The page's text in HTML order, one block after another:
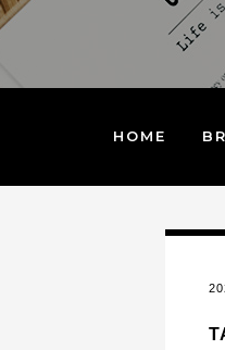
HOME